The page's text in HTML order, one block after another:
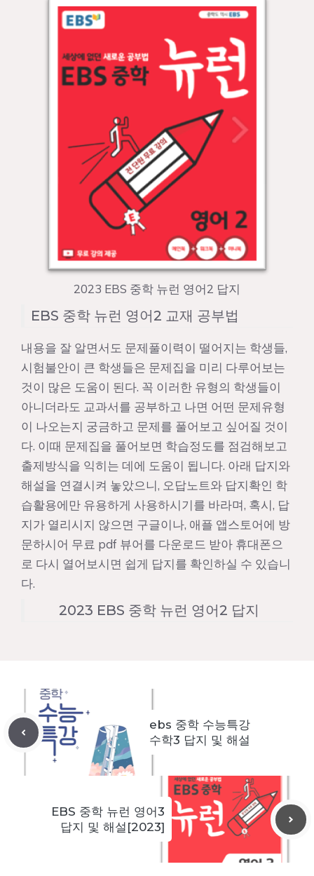
2023 EBS 중학 뉴런 영어2 답지
EBS 중학 뉴런 영어2 교재 공부법
내용을 잘 알면서도 문제풀이력이 떨어지는 학생들,
시험불안이 큰 학생들은 문제집을 미리 다루어보는
것이 많은 도움이 된다. 꼭 이러한 유형의 학생들이
아니더라도 교과서를 공부하고 나면 어떤 문제유형
이 나오는지 궁금하고 문제를 풀어보고 싶어질 것이
다. 이때 문제집을 풀어보면 학습정도를 점검해보고
출제방식을 익히는 데에 도움이 됩니다. 아래 답지와
해설을 연결시켜 놓았으니, 오답노트와 답지확인 학
습활용에만 유용하게 사용하시기를 바라며, 혹시, 답
지가 열리시지 않으면 구글이나, 애플 앱스토어에 방
문하시어 무료 pdf 뷰어를 다운로드 받아 휴대폰으
로 다시 열어보시면 쉽게 답지를 확인하실 수 있습니
다.
2023 EBS 중학 뉴런 영어2 답지
ebs 중학 수능특강
수학3 답지 및 해설
EBS 중학 뉴런 영어3
답지 및 해설[2023]